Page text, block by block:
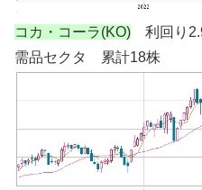
コカ・コーラ(KO) 利回り
需品セクタ 累計18株